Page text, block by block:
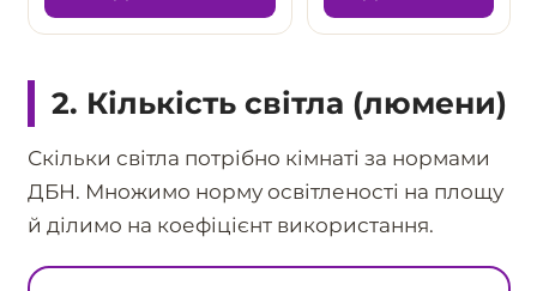
2. Кількість світла (люмени)
Скільки світла потрібно кімнаті за нормами
ДБН. Множимо норму освітленості на площу
й ділимо на коефіцієнт використання.